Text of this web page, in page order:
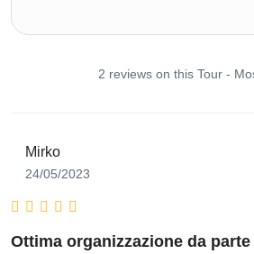
2 reviews on this Tour -
Mirko
24/05/2023
Ottima organizzazione da